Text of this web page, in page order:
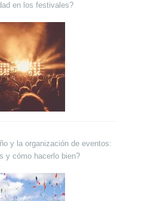
en los festivales?
y la organización de eventos:
y cómo hacerlo bien?